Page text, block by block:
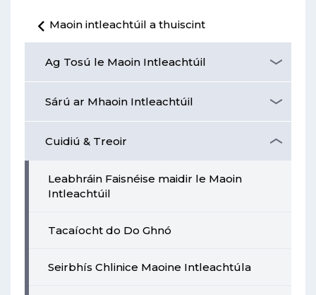
Maoin intleachtúil a thuiscint
Ag Tosú le Maoin Intleachtúil
Sárú ar Mhaoin Intleachtúil
Cuidiú & Treoir
Leabhráin Faisnéise maidir le Maoin
Intleachtúil
Tacaíocht do Do Ghnó
Seirbhís Chlinice Maoine Intleachtúla